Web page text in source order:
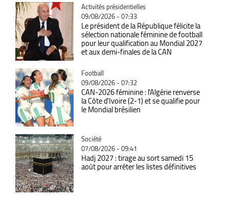
Catégorie
Activités présidentielles
09/08/2026 - 07:33
Le président de la République félicite la
sélection nationale féminine de football
pour leur qualification au Mondial 2027
et aux demi-finales de la CAN
Catégorie
Football
09/08/2026 - 07:32
CAN-2026 féminine : l'Algérie renverse
la Côte d'Ivoire (2-1) et se qualifie pour
le Mondial brésilien
Catégorie
Société
07/08/2026 - 09:41
Hadj 2027 : tirage au sort samedi 15
août pour arrêter les listes définitives